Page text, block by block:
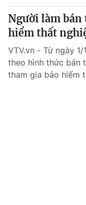
Người làm bán
hiểm thất
VTV.vn - Từ ngày
theo hình thức bán
tham gia bảo hiểm